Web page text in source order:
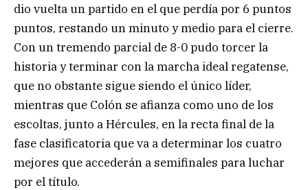
dio vuelta un partido en el que perdía por 6 puntos
puntos, restando un minuto y medio para el cierre.
Con un tremendo parcial de 8-0 pudo torcer la
historia y terminar con la marcha ideal regatense,
que no obstante sigue siendo el único líder,
mientras que Colón se afianza como uno de los
escoltas, junto a Hércules, en la recta final de la
fase clasificatoria que va a determinar los cuatro
mejores que accederán a semifinales para luchar
por el título.